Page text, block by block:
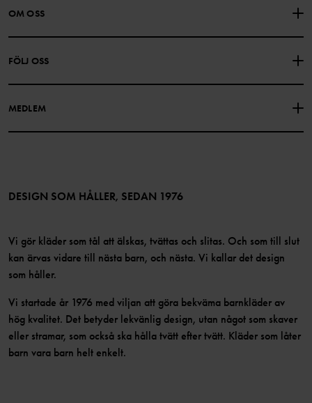
KONTAKTA OSS
PRESENTKORTSALDO KÖPVILLKOR
INTEGRITETSPOLICY
OM OSS
FÖLJ OSS
MEDLEM
Bli medlem
DESIGN SOM HÅLLER, SEDAN 1976
Vi gör kläder som tål att älskas, tvättas och slitas. Och som till slut
kan ärvas vidare till nästa barn, och nästa. Vi kallar det design
som håller.
Vi startade år 1976 med viljan att göra bekväma barnkläder av
hög kvalitet. Det betyder lekvänlig design, utan något som skaver
eller stramar, som också ska hålla tvätt efter tvätt. Kläder som låter
barn vara barn helt enkelt.